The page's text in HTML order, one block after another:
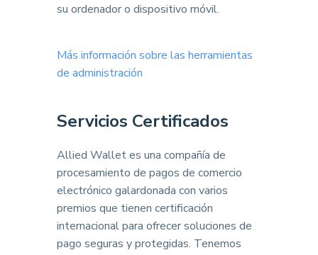
su ordenador o dispositivo móvil.
Más información sobre las herramientas
de administración
Servicios Certificados
Allied Wallet es una compañía de
procesamiento de pagos de comercio
electrónico galardonada con varios
premios que tienen certificación
internacional para ofrecer soluciones de
pago seguras y protegidas. Tenemos